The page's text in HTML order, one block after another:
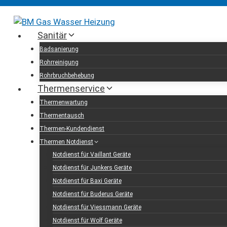
Skip
Sanitär
Badsanierung
Rohrreinigung
Rohrbruchbehebung
Thermenservice
Thermenwartung
Thermentausch
Thermen-Kundendienst
Thermen Notdienst
Notdienst für Vaillant Geräte
Notdienst für Junkers Geräte
Notdienst für Baxi Geräte
Notdienst für Buderus Geräte
Notdienst für Viessmann Geräte
Notdienst für Wolf Geräte